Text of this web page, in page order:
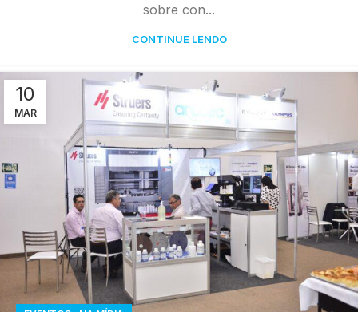
sobre con...
CONTINUE LENDO
10
MAR